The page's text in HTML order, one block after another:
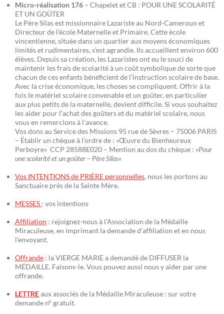
Micro-réalisation 176 – Chapelet et CB : POUR UNE SCOLARITÉ
ET UN GOÛTER
Le Père Silas est missionnaire Lazariste au Nord-Cameroun et
Directeur de l’école Maternelle et Primaire. Cette école
vincentienne, située dans un quartier aux moyens économiques
limités et rudimentaires, s’est agrandie. Ils accueillent environ 600
élèves. Depuis sa création, les Lazaristes ont eu le souci de
maintenir les frais de scolarité à un coût symbolique de sorte que
chacun de ces enfants bénéficient de l’instruction scolaire de base.
Avec la crise économique, les choses se compliquent. Offrir à la
fois le matériel scolaire convenable et un goûter, en particulier
aux plus petits de la maternelle, devient difficile. Si vous souhaitez
les aider pour l’achat des goûters et du matériel scolaire, nous
vous en remercions à l’avance.
Vos dons au Service des Missions 95 rue de Sèvres – 75006 PARIS
– Établir un chèque à l’ordre de : «Œuvre du Bienheureux
Perboyre» CCP 28588E020 – Mention au dos du chèque : »Pour
une scolarité et un goûter – Père Silas«
Vos INTENTIONS de PRIÈRE personnelles, nous les portons au
Sanctuaire près de la Sainte Mère.
MESSES : vos intentions
Affiliation : rejoignez-nous à l’Association de la Médaille
Miraculeuse, en imprimant la demande d’affiliation et en nous
l’envoyant.
Offrande : la VIERGE MARIE a demandé de DIFFUSER la
MÉDAILLE. Faisons-le. Vous pouvez aussi nous y aider par une
offrande.
LETTREaux associés de la Médaille Miraculeuse : sur votre
demande n° gratuit.